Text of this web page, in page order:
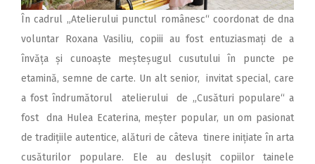
În cadrul „Atelierului punctul românesc“ coordonat de dna
voluntar Roxana Vasiliu, copiii au fost entuziasmați de a
învăța și cunoaște meșteșugul cusutului în puncte pe
etamină, semne de carte. Un alt senior, invitat special, care
a fost îndrumătorul atelierului de „Cusături populare“ a
fost dna Hulea Ecaterina, meșter popular, un om pasionat
de tradițiile autentice, alături de câteva tinere inițiate în arta
cusăturilor populare. Ele au deslușit copiilor tainele